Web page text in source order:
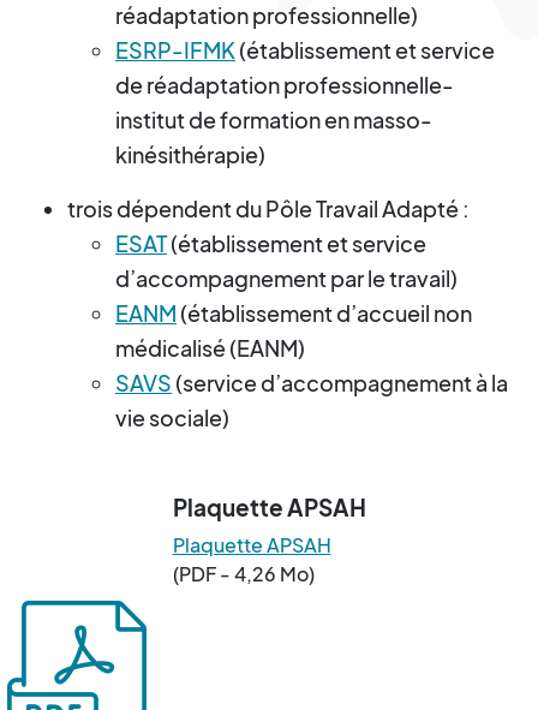
réadaptation professionnelle)
ESRP-IFMK(établissement et service
de réadaptation professionnelle-
institut de formation en masso-
kinésithérapie)
trois dépendent du Pôle Travail Adapté :
ESAT(établissement et service
d’accompagnement par le travail)
EANM (établissement d’accueil non
médicalisé (EANM)
SAVS (service d’accompagnement à la
vie sociale)
Plaquette APSAH
Plaquette APSAH
(PDF - 4,26 Mo)